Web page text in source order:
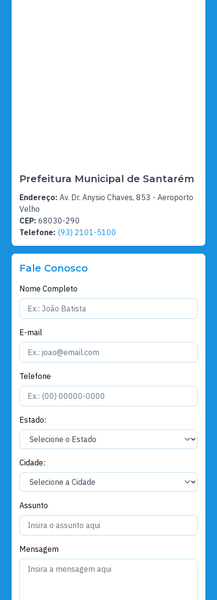
Prefeitura Municipal de Santarém
Endereço: Av. Dr. Anysio Chaves, 853 - Aeroporto
Velho
CEP: 68030-290
Telefone: (93) 2101-5100
Fale Conosco
Nome Completo
E-mail
Telefone
Estado:
Cidade:
Assunto
Mensagem